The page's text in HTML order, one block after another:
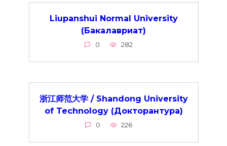
Liupanshui Normal University
(Бакалавриат)
0 282
浙江师范大学 / Shandong University
of Technology (Докторантура)
0 226